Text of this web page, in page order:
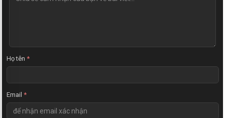
Họ tên *
Email *